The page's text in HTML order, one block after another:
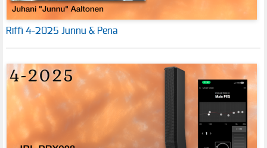
Riffi 4-2025 Junnu & Pena